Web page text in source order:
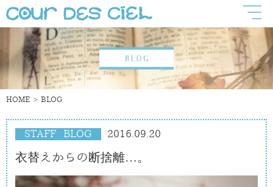
HOME BLOG
STAFF BLOG 2016.09.20
衣替えからの断捨離…。